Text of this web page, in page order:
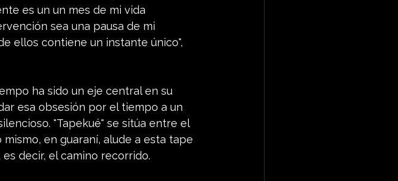
es un un mes de mi vida
sea una pausa de mi
ellos contiene un instante único",
ha sido un eje central en su
esa obsesión por el tiempo a un
"Tapekué" se sitúa entre el
en guaraní, alude a esta tape
decir, el camino recorrido.